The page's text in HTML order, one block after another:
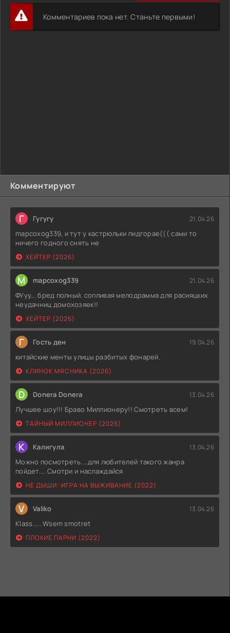
Комментируют
Г Гугугу 21.04.26
mapcoxog339, и тут у кастрюльки пидгорае((( сами то
ничего годного снять не
ХЕЙТЕР (2026)
M mapcoxog339 21.04.26
ФУуу... бред полный. сопливая мелодрамма для расияцких
неудачниц домохозяек!!
ХЕЙТЕР (2026)
Г Гость ден 19.04.26
китайские менты улицы разбитых фонарей.
КЛИНОК МЯСНИКА (2026)
D Donera Donera 13.04.26
Лучшее шоу!!! Браво Миллионеру!! Смотреть всем!
ТАЙНЫЙ МИЛЛИОНЕР (2026)
К Калигула 13.04.26
Можно посмотреть....для любителей такого жанра
пойдет.... Смотри и наслаждайся
НЕ ДЫШИ: ИГРА НА ВЫЖИВАНИЕ (2022)
V Valiko 13.04.26
Klass..... Wsem smotret
ПЛОХИЕ ПАРНИ (2022)
Комментариев пока нет. Станьте первыми!